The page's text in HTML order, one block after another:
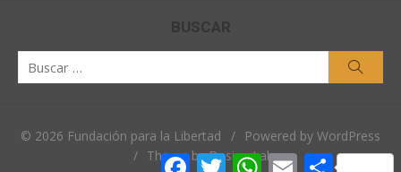
BUSCAR
© 2026 Fundación para la Libertad /
Powered by WordPress
/ Theme by Design Lab
Facebook
TwitterWhatsApp
EmailCompartir